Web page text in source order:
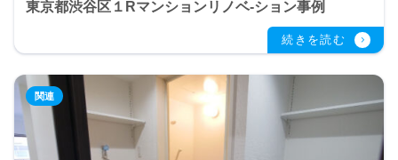
東京都渋谷区１Rマンションリノベ-ション事例